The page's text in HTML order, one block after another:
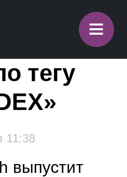
≡
тегу
11:38
выпустит